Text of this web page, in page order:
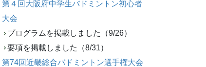
第４回大阪府中学生バドミントン初心者
大会
プログラムを掲載しました（9/26）
要項を掲載しました（8/31）
第74回近畿総合バドミントン選手権大会